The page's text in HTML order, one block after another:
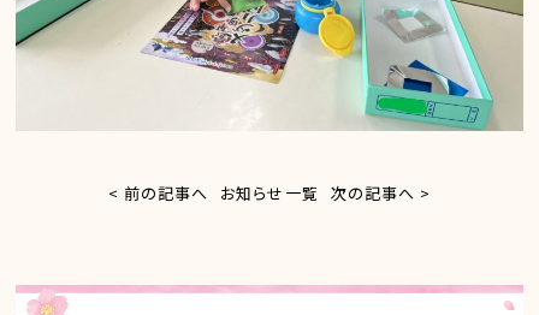
< 前の記事へ お知らせ一覧 次の記事へ >